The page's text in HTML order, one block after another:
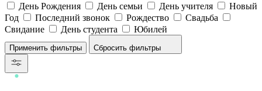
День Рождения
День семьи День учителя
Новый
Год
Последний звонок Рождество
Свадьба
Свидание
День студента Юбилей
Сбросить фильтры